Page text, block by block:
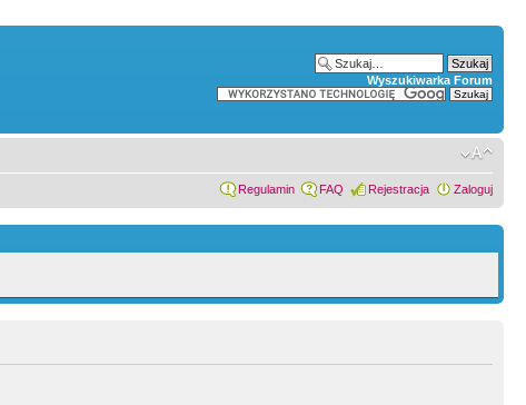
Wyszukiwarka Forum
Regulamin FAQ Rejestracja Zaloguj